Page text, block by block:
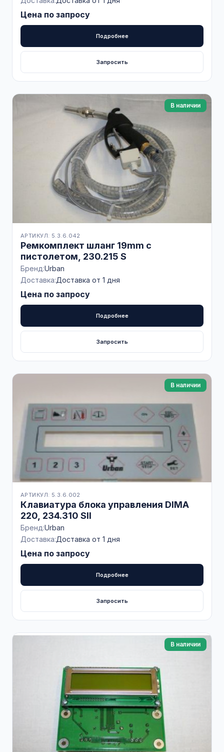
Цена по запросу
Подробнее
Запросить
В наличии
АРТИКУЛ: 5.3.6.042
Ремкомплект шланг 19mm с
пистолетом, 230.215 S
Бренд:Urban
Доставка:Доставка от 1 дня
Цена по запросу
Подробнее
Запросить
В наличии
АРТИКУЛ: 5.3.6.002
Клавиатура блока управления DIMA
220, 234.310 SII
Бренд:Urban
Доставка:Доставка от 1 дня
Цена по запросу
Подробнее
Запросить
В наличии